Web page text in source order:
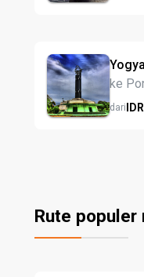
ke
dariIDR
Rute populer